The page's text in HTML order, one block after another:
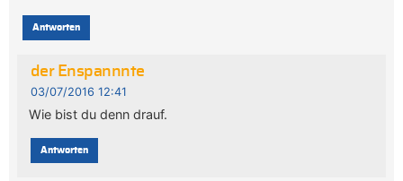
Antworten
der Enspannnte
03/07/2016 12:41
Wie bist du denn drauf.
Antworten